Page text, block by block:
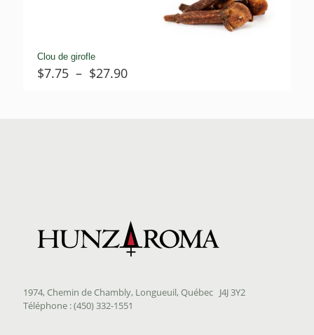
Clou de girofle
$7.75 – $27.90Plage
1974, Chemin de Chambly, Longueuil, Québec J4J 3Y2
Téléphone : (450) 332-1551